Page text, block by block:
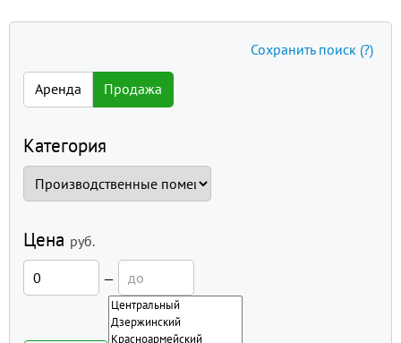
Аренда Продажа
Категория
Цена руб.
—
Сохранить поиск (?)